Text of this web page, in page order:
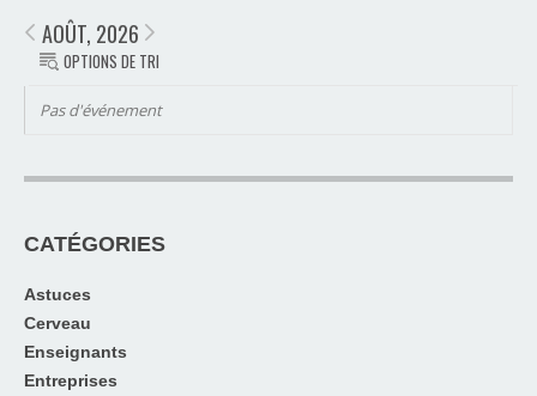
AOÛT, 2026
OPTIONS DE TRI
Pas d'événement
CATÉGORIES
Astuces
Cerveau
Enseignants
Entreprises